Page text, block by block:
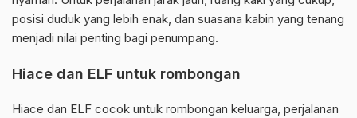
posisi duduk yang lebih enak, dan suasana kabin yang tenang
menjadi nilai penting bagi penumpang.
Hiace dan ELF untuk rombongan
Hiace dan ELF cocok untuk rombongan keluarga, perjalanan